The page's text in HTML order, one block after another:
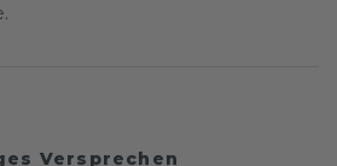
Versprechen